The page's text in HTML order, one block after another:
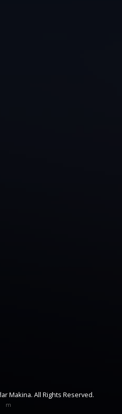
Makina. All Rights Reserved.
m